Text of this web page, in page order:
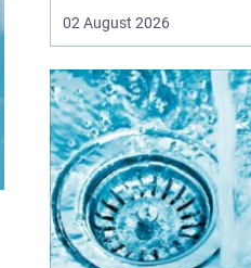
dyre forsinkelser. Mange
mod Baltikum, Ukraine
og resten af regionen for
at finde nye kunder og
leverandører. Men v...
02 August 2026